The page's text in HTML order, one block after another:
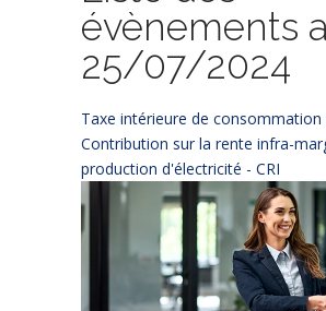
évènements
25/07/2024
Taxe intérieure de consommation
Contribution sur la rente infra-
production d'électricité - CRI